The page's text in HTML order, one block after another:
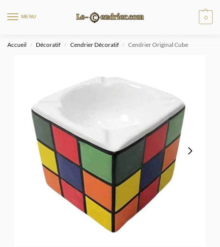
MENU 0
Accueil / Décoratif / Cendrier Décoratif / Cendrier Original Cube